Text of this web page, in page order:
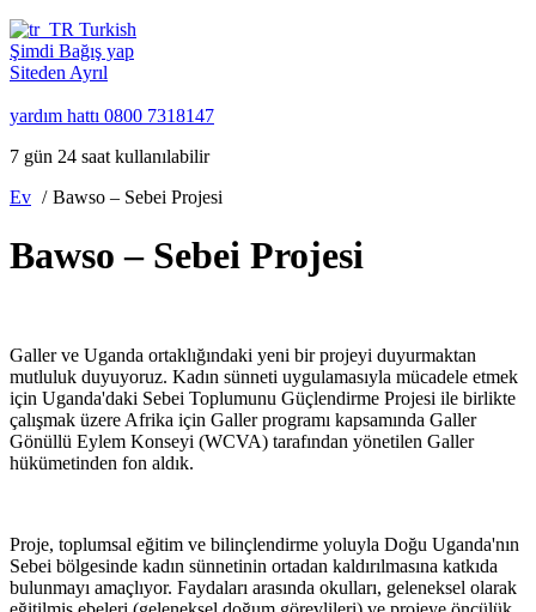
Turkish
Şimdi Bağış yap
Siteden Ayrıl
yardım hattı 0800 7318147
7 gün 24 saat kullanılabilir
Ev
Bawso – Sebei Projesi
Bawso – Sebei Projesi
Galler ve Uganda ortaklığındaki yeni bir projeyi duyurmaktan
mutluluk duyuyoruz. Kadın sünneti uygulamasıyla mücadele etmek
için Uganda'daki Sebei Toplumunu Güçlendirme Projesi ile birlikte
çalışmak üzere Afrika için Galler programı kapsamında Galler
Gönüllü Eylem Konseyi (WCVA) tarafından yönetilen Galler
hükümetinden fon aldık.
Proje, toplumsal eğitim ve bilinçlendirme yoluyla Doğu Uganda'nın
Sebei bölgesinde kadın sünnetinin ortadan kaldırılmasına katkıda
bulunmayı amaçlıyor. Faydaları arasında okulları, geleneksel olarak